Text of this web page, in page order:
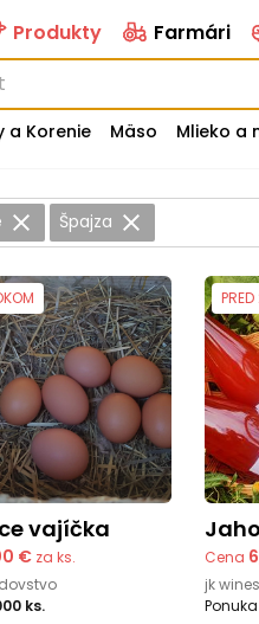
Produkty Farmári
a Korenie Mäso Mlieko a
Špajza
vajíčka
€za ks.
ks.
Cena
jk wines
Ponuka